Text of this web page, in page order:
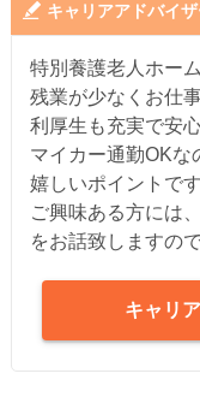
キャリアアドバイ
特別養護老人ホー
残業が少なくお仕
利厚生も充実で安
マイカー通勤OKな
嬉しいポイントで
ご興味ある方には
をお話致しますの
キャリ